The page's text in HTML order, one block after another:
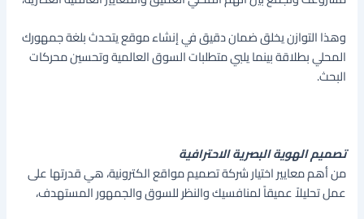
وهذا التوازن يخلق ضمان دقيق في إنشاء موقع يتحدث بلغة جمهورك
المحلي بطلاقة بينما يلبي متطلبات السوق العالمية وتحسين محركات
البحث.
تصميم الهوية البصرية الاحترافية
من أهم معايير اختيار شركة تصميم مواقع الكترونية، هي قدرتها على
عمل تحليلاً عميقاً لمنافسيك والنظر للسوق والجمهور المستهدف،